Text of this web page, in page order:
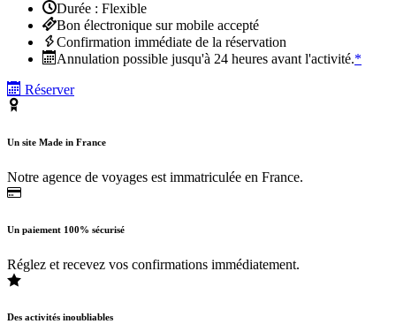
Durée : Flexible
Bon électronique sur mobile accepté
Confirmation immédiate de la réservation
Annulation possible jusqu'à 24 heures avant l'activité.*
Réserver
Un site Made in France
Notre agence de voyages est immatriculée en France.
Un paiement 100% sécurisé
Réglez et recevez vos confirmations immédiatement.
Des activités inoubliables